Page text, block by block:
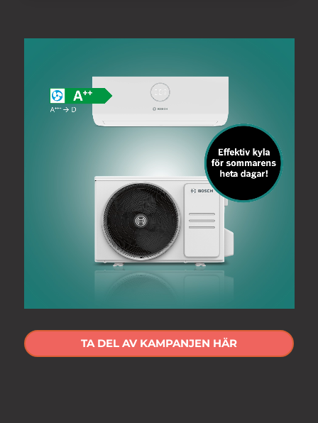
TA DEL AV KAMPANJEN HÄR